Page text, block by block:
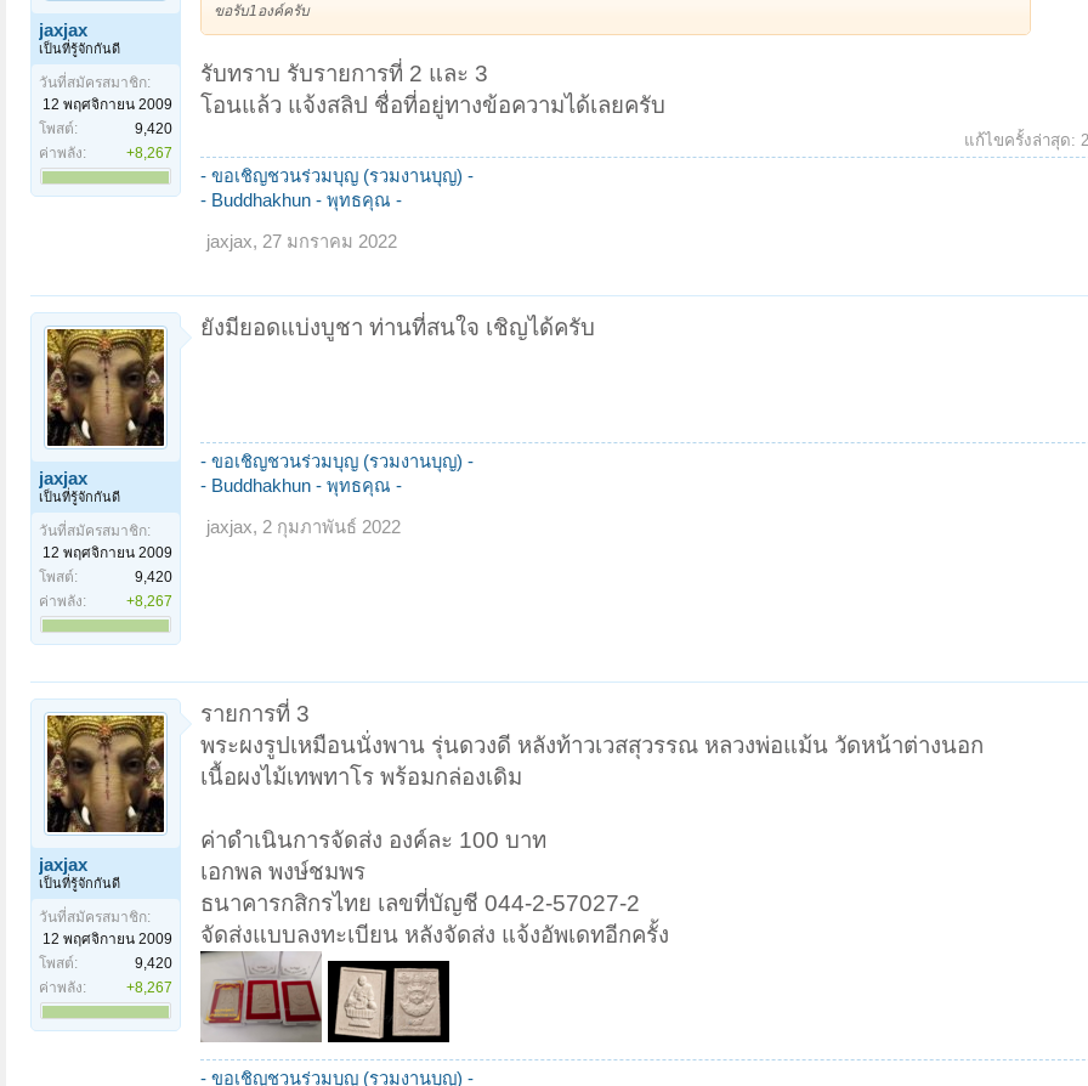
jaxjax
เป็นที่รู้จักกันดี
วันที่สมัครสมาชิก:
12 พฤศจิกายน 2009
โพสต์:
9,420
ค่าพลัง:
+8,267
ขอรับ1องค์ครับ
รับทราบ รับรายการที่ 2 และ 3
โอนแล้ว แจ้งสลิป ชื่อที่อยู่ทางข้อความได้เลยครับ
แก้ไขครั้งล่าสุด:
- ขอเชิญชวนร่วมบุญ (รวมงานบุญ) -
- Buddhakhun - พุทธคุณ -
jaxjax, 27 มกราคม 2022
jaxjax
เป็นที่รู้จักกันดี
วันที่สมัครสมาชิก:
12 พฤศจิกายน 2009
โพสต์:
9,420
ค่าพลัง:
+8,267
ยังมียอดแบ่งบูชา ท่านที่สนใจ เชิญได้ครับ
- ขอเชิญชวนร่วมบุญ (รวมงานบุญ) -
- Buddhakhun - พุทธคุณ -
jaxjax, 2 กุมภาพันธ์ 2022
jaxjax
เป็นที่รู้จักกันดี
วันที่สมัครสมาชิก:
12 พฤศจิกายน 2009
โพสต์:
9,420
ค่าพลัง:
+8,267
รายการที่ 3
พระผงรูปเหมือนนั่งพาน รุ่นดวงดี หลังท้าวเวสสุวรรณ หลวงพ่อแม้น วัดหน้าต่างนอก
เนื้อผงไม้เทพทาโร พร้อมกล่องเดิม
ค่าดำเนินการจัดส่ง องค์ละ 100 บาท
เอกพล พงษ์ชมพร
ธนาคารกสิกรไทย เลขที่บัญชี 044-2-57027-2
จัดส่งแบบลงทะเบียน หลังจัดส่ง แจ้งอัพเดทอีกครั้ง
- ขอเชิญชวนร่วมบุญ (รวมงานบุญ) -